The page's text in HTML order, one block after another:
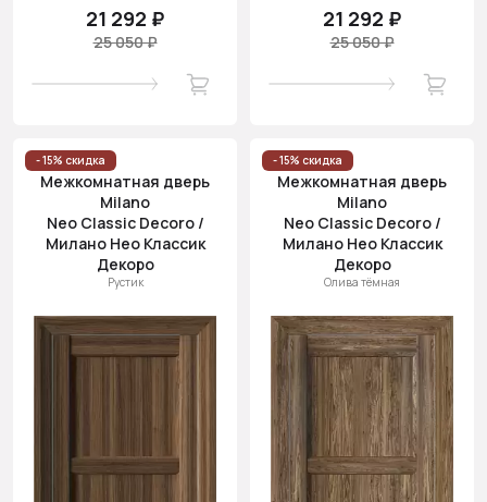
21 292 ₽
25 050 ₽
21 292 ₽
25 050 ₽
- 15% скидка
Межкомнатная дверь
Milano
Neo Classic Decoro /
Милано Нео Классик
Декоро
Рустик
- 15% скидка
Межкомнатная дверь
Milano
Neo Classic Decoro /
Милано Нео Классик
Декоро
Олива тёмная